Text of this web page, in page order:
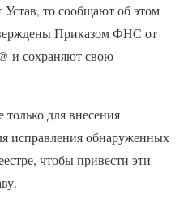
то сообщают об этом
Приказом ФНС от
и сохраняют свою
для внесения
исправления обнаруженных
чтобы привести эти